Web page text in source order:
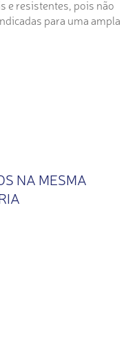
e resistentes, pois não
para uma ampla
NA MESMA